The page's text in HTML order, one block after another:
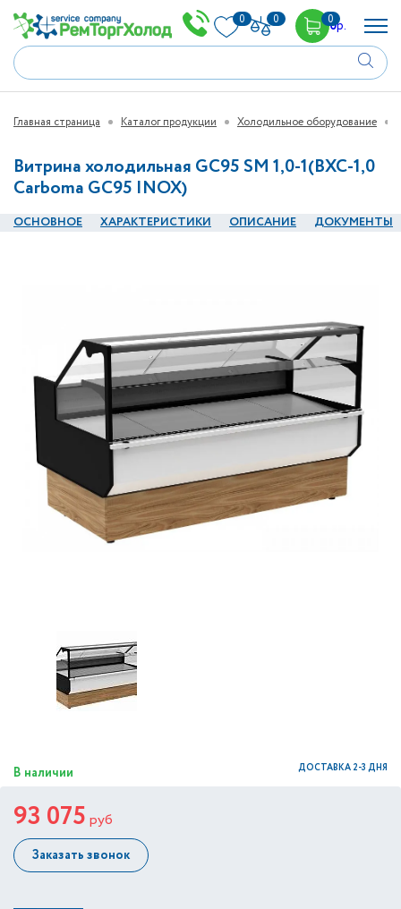
0 0 00р.
Главная страница Каталог продукции Холодильное оборудование
Витрина холодильная GC95 SM 1,0-1(ВХС-1,0
Carboma GC95 INOX)
ОСНОВНОЕ ХАРАКТЕРИСТИКИ ОПИСАНИЕ ДОКУМЕНТЫ
В наличии ДОСТАВКА 2-3 ДНЯ
93 075 руб
Заказать звонок